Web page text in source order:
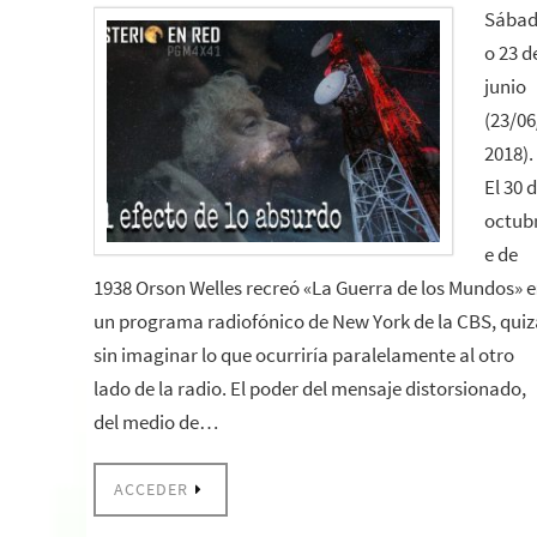
Sábad
o 23
junio
(23/
2018).
El 30
e de
1938 Orson Welles recreó «La Guerra de los Mundos»
un programa radiofónico de New York de la CBS,
sin imaginar lo que ocurriría paralelamente al otro
lado de la radio. El poder del mensaje distorsionado,
del medio de…
ACCEDER